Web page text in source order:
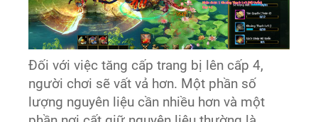
Đối với việc tăng cấp trang bị lên cấp 4,
người chơi sẽ vất vả hơn. Một phần số
lượng nguyên liệu cần nhiều hơn và một